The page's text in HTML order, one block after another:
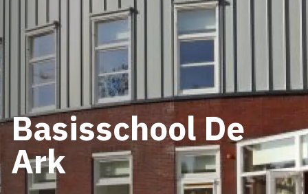
Basisschool De
Ark